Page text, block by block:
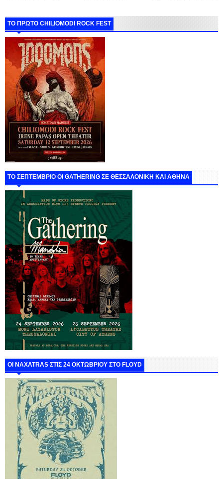
ΤΟ ΠΡΩΤΟ CHILIOMODI ROCK FEST
ΤΟ ΣΕΠΤΕΜΒΡΙΟ ΟΙ GATHERING ΣΕ ΘΕΣΣΑΛΟΝΙΚΗ ΚΑΙ ΑΘΗΝΑ
ΟΙ NAXATRAS ΣΤΙΣ 24 ΟΚΤΩΒΡΙΟΥ ΣΤΟ FLOYD